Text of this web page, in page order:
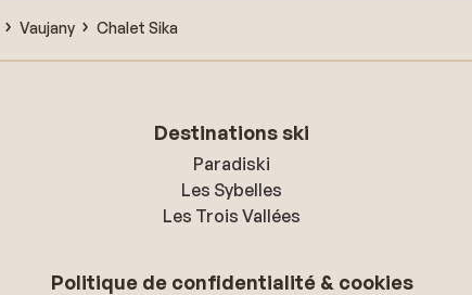
Vaujany Chalet Sika
Destinations ski
Paradiski
Les Sybelles
Les Trois Vallées
Politique de confidentialité & cookies